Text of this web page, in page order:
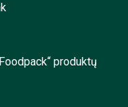
produktų